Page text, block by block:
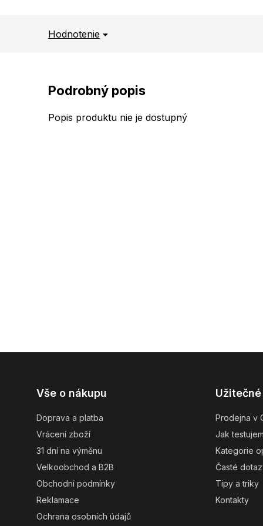
Hodnotenie
Podrobný popis
Popis produktu nie je dostupný
Vše o nákupu
Doprava a platba
Vrácení zboží
31 dní na výměnu
Velkoobchod a B2B
Obchodní podmínky
Reklamace
Ochrana osobních údajů
Prodejna v
Jak
Kategorie
Časté
Tipy a triky
Kontakty